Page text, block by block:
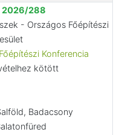
2026/288
- Országos Főépítészi
Konferencia
kötött
Badacsony